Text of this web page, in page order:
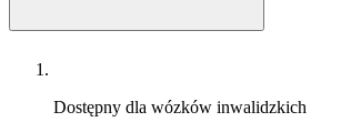
Dostępny dla wózków inwalidzkich